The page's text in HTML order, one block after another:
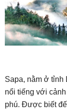
Sapa, nằm ở tỉnh
nổi tiếng với
phú. Được biết